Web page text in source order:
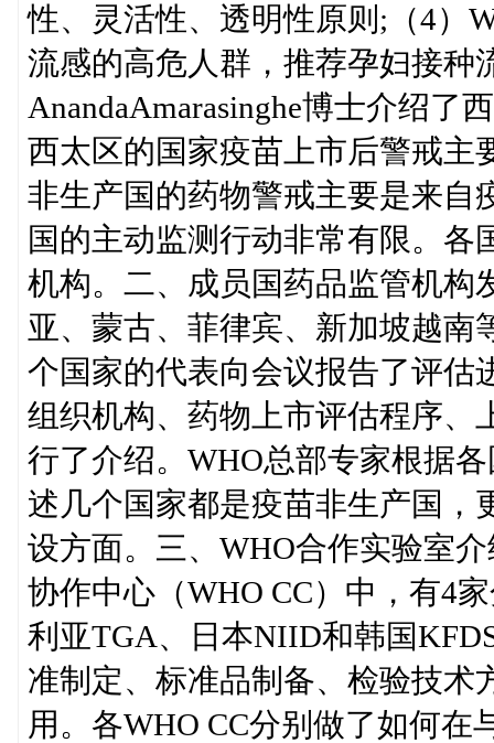
性、灵活性、透明性原则;（4）
流感的高危人群，推荐孕妇接种
AnandaAmarasinghe博士介绍了
西太区的国家疫苗上市后警戒主
非生产国的药物警戒主要是来自
国的主动监测行动非常有限。
机构。二、成员国药品监管机构
亚、蒙古、菲律宾、新加坡越南
个国家的代表向会议报告了评估
组织机构、药物上市评估程序、
行了介绍。WHO总部专家根据
述几个国家都是疫苗非生产国，
设方面。三、WHO合作实验室
协作中心（WHO CC）中，有4
利亚TGA、日本NIID和韩国
准制定、标准品制备、检验技术
用。各WHO CC分别做了如何